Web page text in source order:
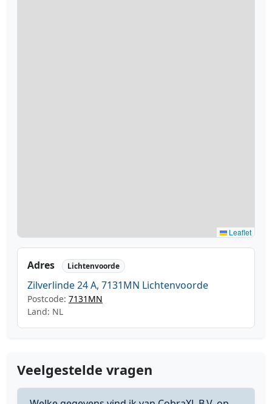
Leaflet
Adres Lichtenvoorde
Zilverlinde 24 A, 7131MN Lichtenvoorde
Postcode: 7131MN
Land: NL
Veelgestelde vragen